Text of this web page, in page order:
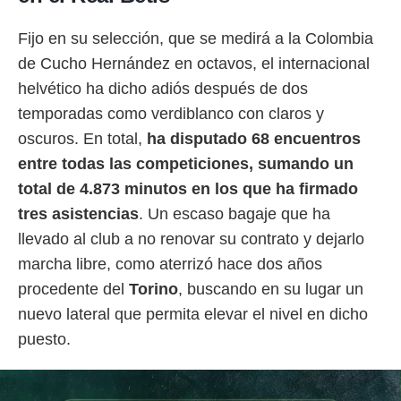
crear un
contenido
de la
el
de
de
de
de
Fijo en su selección, que se medirá a la Colombia
de Cucho Hernández en octavos, el internacional
helvético ha dicho adiós después de dos
temporadas como verdiblanco con claros y
oscuros. En total, ha disputado 68 encuentros
entre todas las competiciones, sumando un
total de 4.873 minutos en los que ha firmado
tres asistencias. Un escaso bagaje que ha
llevado al club a no renovar su contrato y dejarlo
marcha libre, como aterrizó hace dos años
procedente del Torino, buscando en su lugar un
nuevo lateral que permita elevar el nivel en dicho
puesto.